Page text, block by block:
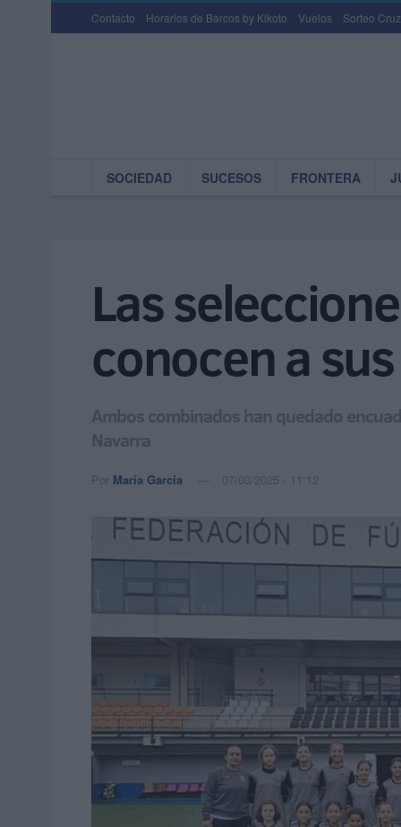
Contacto Horarios de Barcos by Kikoto Vuelos Sorteo
SOCIEDAD SUCESOS FRONTERA
Las
conocen a
Ambos combinados han quedado
Navarra
Por María García 07/03/2025 - 11:12